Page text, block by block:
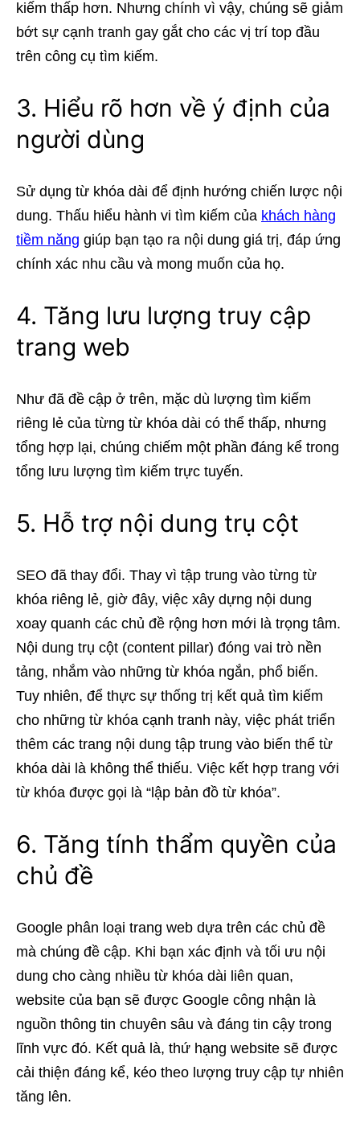
kiếm thấp hơn. Nhưng chính vì vậy, chúng sẽ giảm
bớt sự cạnh tranh gay gắt cho các vị trí top đầu
trên công cụ tìm kiếm.
3. Hiểu rõ hơn về ý định của
người dùng
Sử dụng từ khóa dài để định hướng chiến lược nội
dung. Thấu hiểu hành vi tìm kiếm của khách hàng
tiềm năng giúp bạn tạo ra nội dung giá trị, đáp ứng
chính xác nhu cầu và mong muốn của họ.
4. Tăng lưu lượng truy cập
trang web
Như đã đề cập ở trên, mặc dù lượng tìm kiếm
riêng lẻ của từng từ khóa dài có thể thấp, nhưng
tổng hợp lại, chúng chiếm một phần đáng kể trong
tổng lưu lượng tìm kiếm trực tuyến.
5. Hỗ trợ nội dung trụ cột
SEO đã thay đổi. Thay vì tập trung vào từng từ
khóa riêng lẻ, giờ đây, việc xây dựng nội dung
xoay quanh các chủ đề rộng hơn mới là trọng tâm.
Nội dung trụ cột (content pillar) đóng vai trò nền
tảng, nhắm vào những từ khóa ngắn, phổ biến.
Tuy nhiên, để thực sự thống trị kết quả tìm kiếm
cho những từ khóa cạnh tranh này, việc phát triển
thêm các trang nội dung tập trung vào biến thể từ
khóa dài là không thể thiếu. Việc kết hợp trang với
từ khóa được gọi là “lập bản đồ từ khóa”.
6. Tăng tính thẩm quyền của
chủ đề
Google phân loại trang web dựa trên các chủ đề
mà chúng đề cập. Khi bạn xác định và tối ưu nội
dung cho càng nhiều từ khóa dài liên quan,
website của bạn sẽ được Google công nhận là
nguồn thông tin chuyên sâu và đáng tin cậy trong
lĩnh vực đó. Kết quả là, thứ hạng website sẽ được
cải thiện đáng kể, kéo theo lượng truy cập tự nhiên
tăng lên.